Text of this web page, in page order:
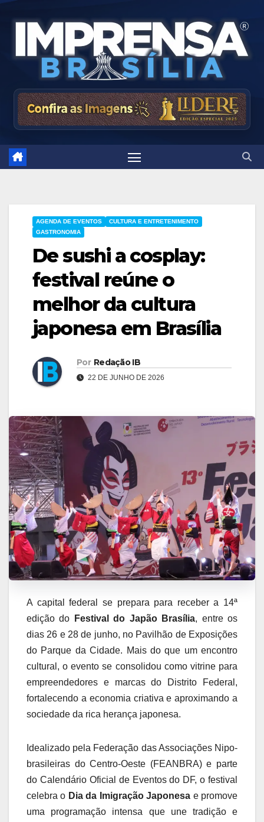
AGENDA DE EVENTOS
CULTURA E ENTRETENIMENTO
GASTRONOMIA
De sushi a cosplay:
festival reúne o
melhor da cultura
japonesa em Brasília
Por Redação IB
22 DE JUNHO DE 2026
A capital federal se prepara para receber a 14ª
edição do
Festival do Japão Brasília, entre os
dias 26 e 28 de junho, no Pavilhão de Exposições
do Parque da Cidade. Mais do que um encontro
cultural, o evento se consolidou como vitrine para
empreendedores e marcas do Distrito Federal,
fortalecendo a economia criativa e aproximando a
sociedade da rica herança japonesa.
Idealizado pela Federação das Associações Nipo-
brasileiras do Centro-Oeste (FEANBRA) e parte
do Calendário Oficial de Eventos do DF, o festival
celebra o Dia da Imigração Japonesa e promove
uma programação intensa que une tradição e